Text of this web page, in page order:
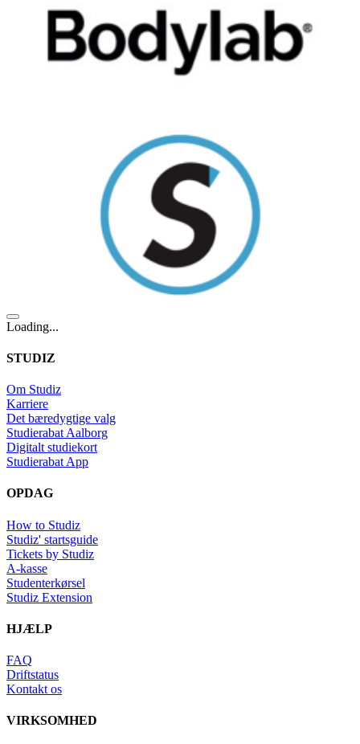
Loading...
STUDIZ
Om Studiz
Karriere
Det bæredygtige valg
Studierabat Aalborg
Digitalt studiekort
Studierabat App
OPDAG
How to Studiz
Studiz' startsguide
Tickets by Studiz
A-kasse
Studenterkørsel
Studiz Extension
HJÆLP
FAQ
Driftstatus
Kontakt os
VIRKSOMHED